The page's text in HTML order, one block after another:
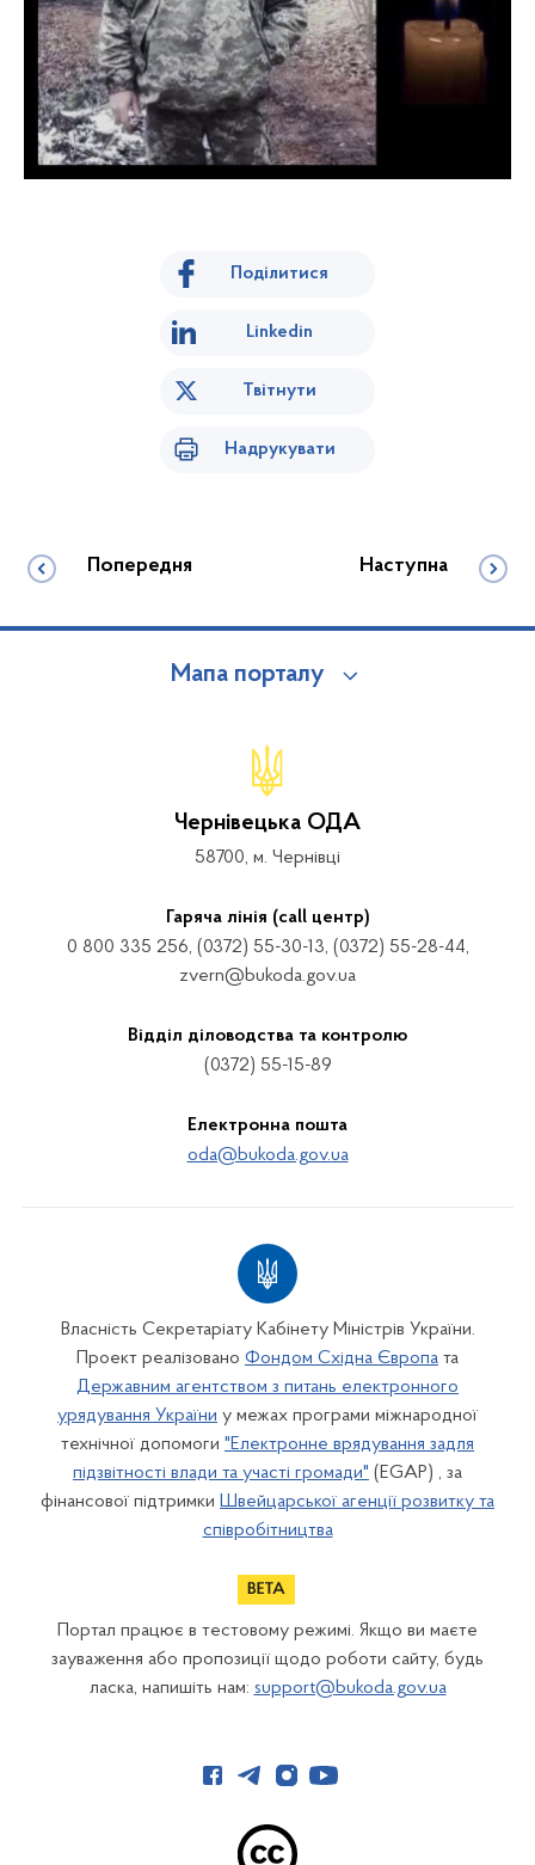
Поділитися
Linkedin
Твітнути
Надрукувати
Попередня Наступна
Мапа порталу
Чернівецька ОДА
58700, м. Чернівці
Гаряча лінія (call центр)
0 800 335 256, (0372) 55-30-13, (0372) 55-28-44,
zvern@bukoda.gov.ua
Відділ діловодства та контролю
(0372) 55-15-89
Електронна пошта
oda@bukoda.gov.ua
Власність Секретаріату Кабінету Міністрів України.
Проект реалізовано Фондом Східна Європа та
Державним агентством з питань електронного
урядування України у межах програми міжнародної
технічної допомоги "Електронне врядування задля
підзвітності влади та участі громади" (EGAP) , за
фінансової підтримки Швейцарської агенції розвитку та
співробітництва
Портал працює в тестовому режимі. Якщо ви маєте
зауваження або пропозиції щодо роботи сайту, будь
ласка, напишіть нам: support@bukoda.gov.ua